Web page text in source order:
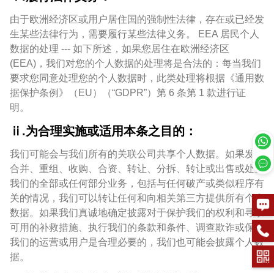
由于欧洲经济区或用户居住国的强制性法律，存在或已经发
生某些法律行为，需要履行某些法律义务。 EEA 居民个人
数据的处理 --- 如下所述，如果您居住在欧洲经济区
(EEA)，我们对您的个人数据的处理将是合法的：每当我们
要求您同意处理您的个人数据时，此类处理将根据《通用数
据保护条例》（EU）（“GDPR”）第 6 条第 1 款进行证
明。
ⅱ.为合理实施或适用本条之目的：
我们可能会与我们所有的关联公司共享个人数据。如果发生
合并、重组、收购、合资、转让、分拆、转让或出售或处置
我们的全部或任何部分业务，包括与任何破产或类似程序有
关的情况，我们可以转让任何和向相关第三方提供所有个人
数据。如果我们真诚地确定披露对于保护我们的权利和寻求
可用的补救措施、执行我们的条款和条件、调查欺诈或保护
我们的运营或用户是合理必要的，我们也可能会披露个人数
据。